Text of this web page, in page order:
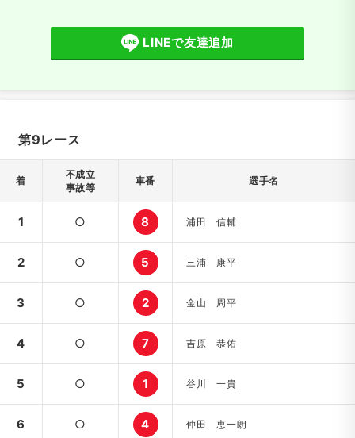
LINEで友達追加
第9レース
着
不成立
事故等
車番 選手名
1 ○ 8 浦田 信輔
2 ○ 5 三浦 康平
3 ○ 2 金山 周平
4 ○ 7 吉原 恭佑
5 ○ 1 谷川 一貴
6 ○ 4 仲田 恵一朗